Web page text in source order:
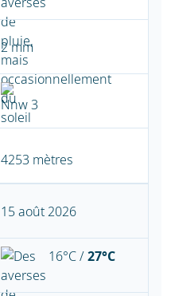
2 mm
4253 mètres
15 août 2026
16°C /27°C